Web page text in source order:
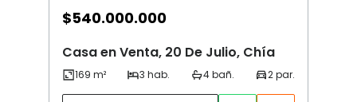
$540.000.000
Casa en Venta, 20 De Julio, Chía